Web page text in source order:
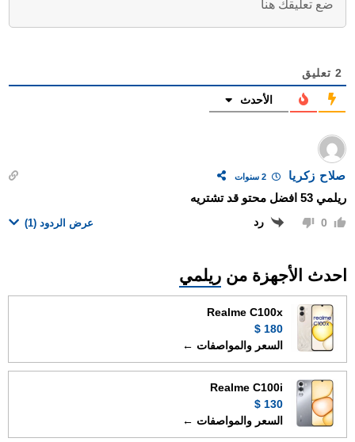
2 تعليق
الأحدث
صلاح زكريا 2 سنوات
ريلمي 53 افضل محتو قد تشتريه
0 رد عرض الردود (1)
احدث الأجهزة من ريلمي
Realme C100x
180 $
السعر والمواصفات ←
Realme C100i
130 $
السعر والمواصفات ←